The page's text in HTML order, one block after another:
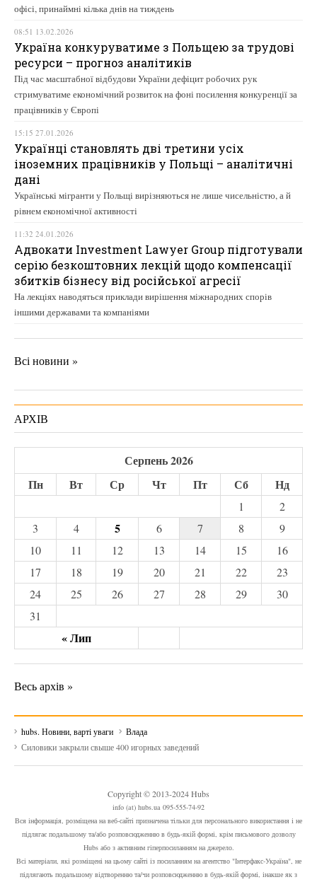
офісі, принаймні кілька днів на тиждень
08:51 13.02.2026
Україна конкуруватиме з Польщею за трудові
ресурси – прогноз аналітиків
Під час масштабної відбудови України дефіцит робочих рук
стримуватиме економічний розвиток на фоні посилення конкуренції за
працівників у Європі
15:15 27.01.2026
Українці становлять дві третини усіх
іноземних працівників у Польщі – аналітичні
дані
Українські мігранти у Польщі вирізняються не лише чисельністю, а й
рівнем економічної активності
11:32 24.01.2026
Адвокати Investment Lawyer Group підготували
серію безкоштовних лекцій щодо компенсації
збитків бізнесу від російської агресії
На лекціях наводяться приклади вирішення міжнародних спорів
іншими державами та компаніями
Всі новини »
АРХІВ
Серпень 2026
Пн
Вт Ср Чт Пт Сб Нд
« Лип
1
2
3
4 5 6 7 8
9
10
11 12 13 14 15
16
17
18 19 20 21 22
23
24
25 26 27 28 29
30
31
Весь архів »
hubs. Новини, варті уваги
Влада
Силовики закрыли свыше 400 игорных заведений
Copyright © 2013-2024 Hubs
info (at) hubs.ua 095-555-74-92
Вся інформація, розміщена на веб-сайті призначена тільки для персонального використання і не
підлягає подальшому та/або розповсюдженню в будь-якій формі, крім письмового дозволу
Hubs або з активним гіперпосиланням на джерело.
Всі матеріали, які розміщені на цьому сайті із посиланням на агентство "Інтерфакс-Україна", не
підлягають подальшому відтворенню та/чи розповсюдженню в будь-якій формі, інакше як з